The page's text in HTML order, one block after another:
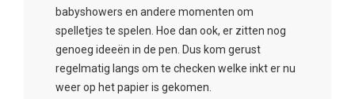
babyshowers en andere momenten om
spelletjes te spelen. Hoe dan ook, er zitten nog
genoeg ideeën in de pen. Dus kom gerust
regelmatig langs om te checken welke inkt er nu
weer op het papier is gekomen.